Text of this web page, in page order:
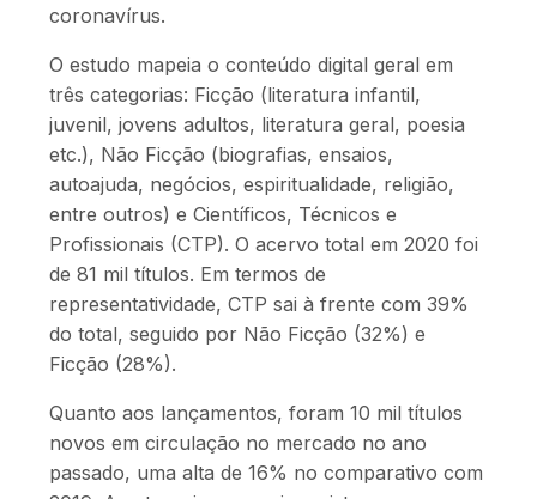
coronavírus.
O estudo mapeia o conteúdo digital geral em
três categorias: Ficção (literatura infantil,
juvenil, jovens adultos, literatura geral, poesia
etc.), Não Ficção (biografias, ensaios,
autoajuda, negócios, espiritualidade, religião,
entre outros) e Científicos, Técnicos e
Profissionais (CTP). O acervo total em 2020 foi
de 81 mil títulos. Em termos de
representatividade, CTP sai à frente com 39%
do total, seguido por Não Ficção (32%) e
Ficção (28%).
Quanto aos lançamentos, foram 10 mil títulos
novos em circulação no mercado no ano
passado, uma alta de 16% no comparativo com